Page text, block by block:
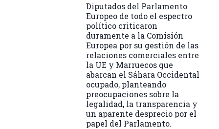
Diputados del Parlamento
Europeo de todo el espectro
político criticaron
duramente a la Comisión
Europea por su gestión de las
relaciones comerciales entre
la UE y Marruecos que
abarcan el Sáhara Occidental
ocupado, planteando
preocupaciones sobre la
legalidad, la transparencia y
un aparente desprecio por el
papel del Parlamento.